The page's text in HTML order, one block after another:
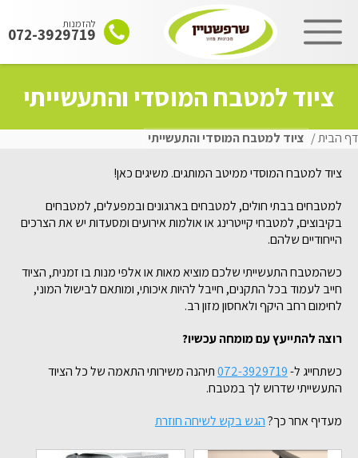
בְּאֲתָר
זֶה
מֻפְעֶלֶת
"נָגִישׁ
הַמְּסַיַּעַת
לִנְגִישׁוּת
הָאֲתָר.
להזמנות
072-3929719
ציוד למטבח המוסדי והתעשייתי
דף הבית/ ציוד למטבח המוסדי והתעשייתי
ציוד למטבח המוסדי ממיטב המותגים. משיגים כאן!
למטבחים בבתי חולים, למטבחים בארגונים ובמפעלים, למטבחים
בקיבוצים, למטבחי קייטרינג או אולמות אירועים ומסעדות יש את הצרכים
הייחודיים שלהם.
כשהמטבח התעשייתי שלכם מוציא מאות או אלפי מנות בו זמנית, הציוד
חייב לעמוד בכל התקנים, חייבל להיות איכותי, ומותאם לבישול המוני,
לחימום רחב היקף ולאחסון מזון רב.
רוצה להתייעץ עם מומחה עכשיו?
כשתחייג ל-072-3929719תיהנה משירותי התאמה של כל הציוד
התעשייתי שדרוש לך במטבח.
מעדיף אחר כך?הגש בקש לשיחה חוזרת